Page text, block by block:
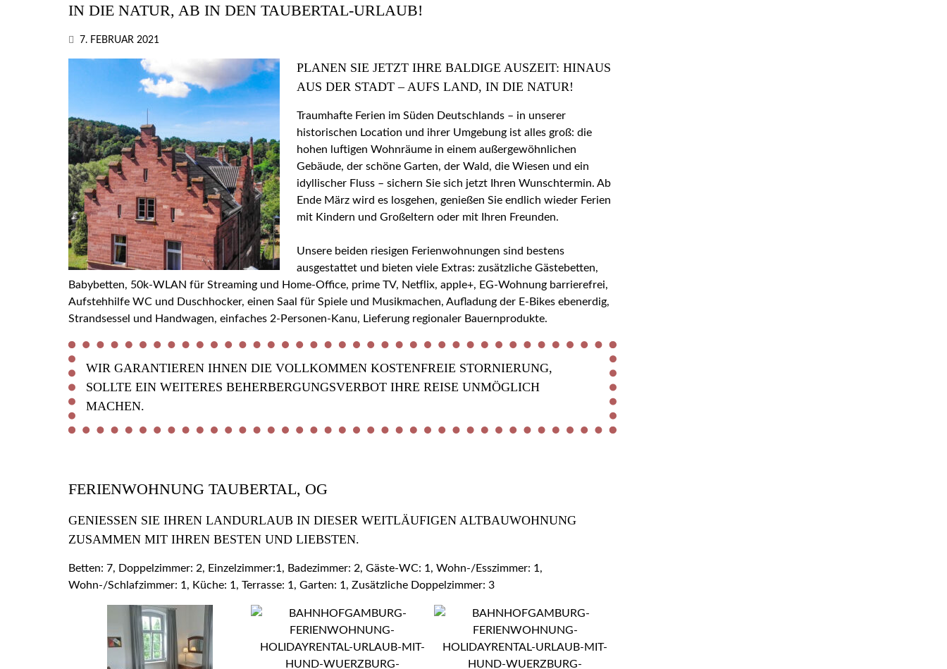
IN DIE NATUR, AB IN DEN TAUBERTAL-URLAUB!
7. FEBRUAR 2021
PLANEN SIE JETZT IHRE BALDIGE AUSZEIT: HINAUS
AUS DER STADT – AUFS LAND, IN DIE NATUR!
Traumhafte Ferien im Süden Deutschlands – in unserer
historischen Location und ihrer Umgebung ist alles groß: die
hohen luftigen Wohnräume in einem außergewöhnlichen
Gebäude, der schöne Garten, der Wald, die Wiesen und ein
idyllischer Fluss – sichern Sie sich jetzt Ihren Wunschtermin. Ab
Ende März wird es losgehen, genießen Sie endlich wieder Ferien
mit Kindern und Großeltern oder mit Ihren Freunden.
Unsere beiden riesigen Ferienwohnungen sind bestens
ausgestattet und bieten viele Extras: zusätzliche Gästebetten,
Babybetten, 50k-WLAN für Streaming und Home-Office, prime TV, Netflix, apple+, EG-Wohnung barrierefrei,
Aufstehhilfe WC und Duschhocker, einen Saal für Spiele und Musikmachen, Aufladung der E-Bikes ebenerdig,
Strandsessel und Handwagen, einfaches 2-Personen-Kanu, Lieferung regionaler Bauernprodukte.
WIR GARANTIEREN IHNEN DIE VOLLKOMMEN KOSTENFREIE STORNIERUNG,
SOLLTE EIN WEITERES BEHERBERGUNGSVERBOT IHRE REISE UNMÖGLICH
MACHEN.
FERIENWOHNUNG TAUBERTAL, OG
GENIESSEN SIE IHREN LANDURLAUB IN DIESER WEITLÄUFIGEN ALTBAUWOHNUNG Z
USAMMEN MIT IHREN BESTEN UND LIEBSTEN.
Betten: 7, Doppelzimmer: 2, Einzelzimmer:1, Badezimmer: 2, Gäste-WC: 1, Wohn-/Esszimmer: 1,
Wohn-/Schlafzimmer: 1, Küche: 1, Terrasse: 1, Garten: 1, Zusätzliche Doppelzimmer: 3